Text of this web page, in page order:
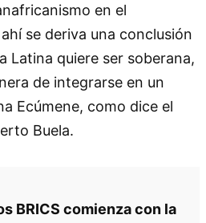
en el
se deriva una conclusión
Latina quiere ser soberana,
de integrarse en un
Ecúmene, como dice el
Buela.
BRICS comienza con la